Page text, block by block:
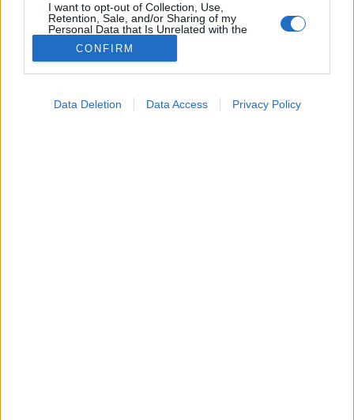
I want to opt-out of Collection, Use,
Retention, Sale, and/or Sharing of my
Personal Data that Is Unrelated with the
Purposes for which it was collected.
Opted Out
CONFIRM
Data Deletion Data Access Privacy Policy
Betegségek
2024. szeptember 13. 20:04